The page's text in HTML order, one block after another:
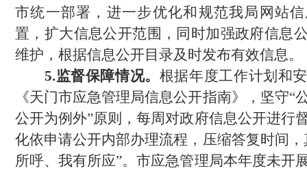
市统一部署，进一步优化和规范我局网站
置，扩大信息公开范围，同时加强政府信息
维护，根据信息公开目录及时发布有效信息。
5.监督保障情况。 根据年度工作计划和
《天门市应急管理局信息公开指南》，坚守“
公开为例外”原则，每周对政府信息公开进行
化依申请公开内部办理流程，压缩答复时间，
所呼、我有所应”。市应急管理局本年度未开